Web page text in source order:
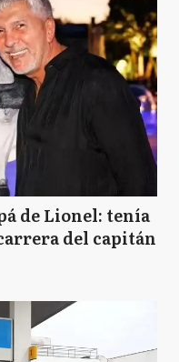
de Lionel: tenía
del capitán